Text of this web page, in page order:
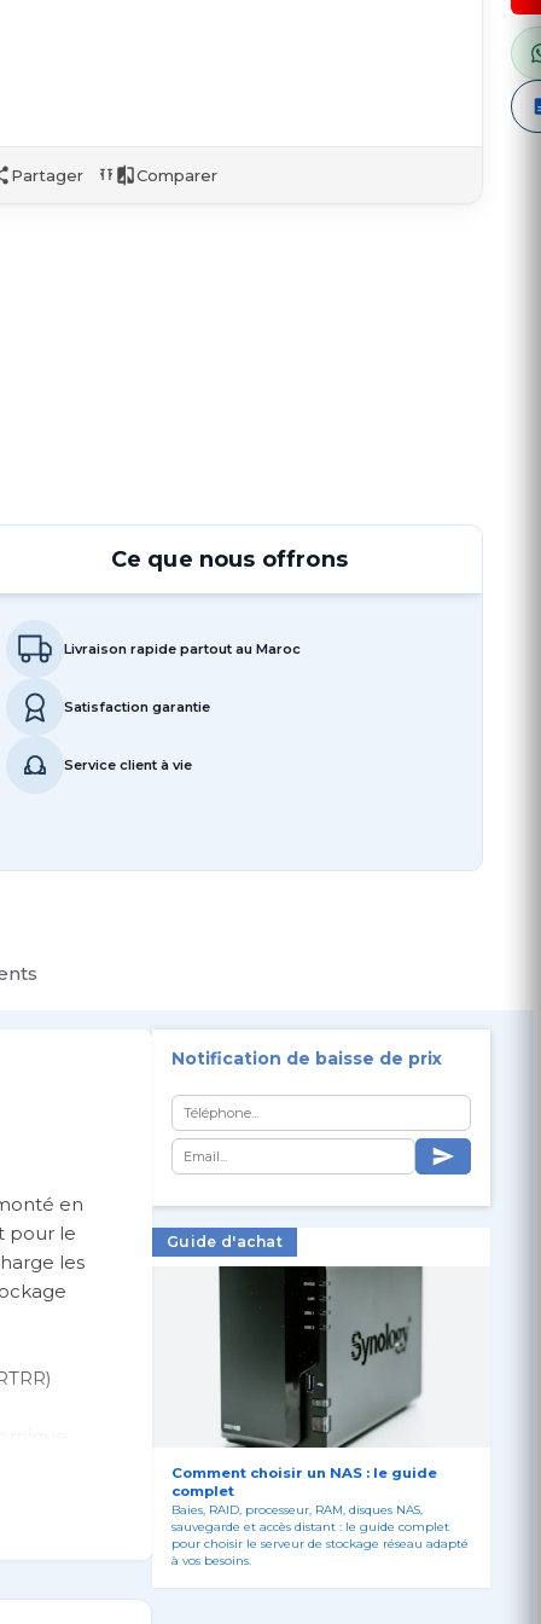
Partager Comparer
Ce que nous offrons
Livraison rapide partout au Maroc
Satisfaction garantie
Service client à vie
en
pour le
les
Notification de baisse de prix
Guide d'achat
Comment choisir un NAS : le guide
complet
Baies, RAID, processeur, RAM, disques NAS,
sauvegarde et accès distant : le guide complet
pour choisir le serveur de stockage réseau adapté
à vos besoins.